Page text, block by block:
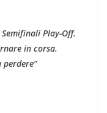
Play-Off.
in corsa.